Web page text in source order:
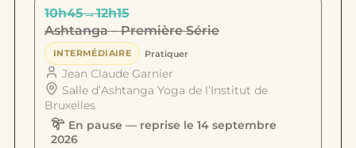
10h45→12h15
Ashtanga – Première Série
INTERMÉDIAIRE Pratiquer
Jean Claude Garnier
Salle d’Ashtanga Yoga de l’Institut de
Bruxelles
En pause — reprise le 14 septembre
2026